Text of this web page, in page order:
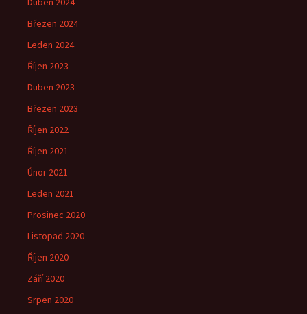
Březen 2024
Leden 2024
Říjen 2023
Duben 2023
Březen 2023
Říjen 2022
Říjen 2021
Únor 2021
Leden 2021
Prosinec 2020
Listopad 2020
Říjen 2020
Září 2020
Srpen 2020